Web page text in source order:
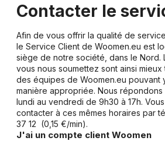
Contacter le
Afin de vous offrir la qualité de
le Service Client de Woomen.eu est
siège de notre société, dans le Nord.
vous nous soumettez sont ainsi
des équipes de Woomen.eu pouvant
manière appropriée. Nous
lundi au vendredi de 9h30 à 17h.
contacter à ces mêmes horaires par
37 12 (0,15 €/min).
J'ai un compte client Woomen